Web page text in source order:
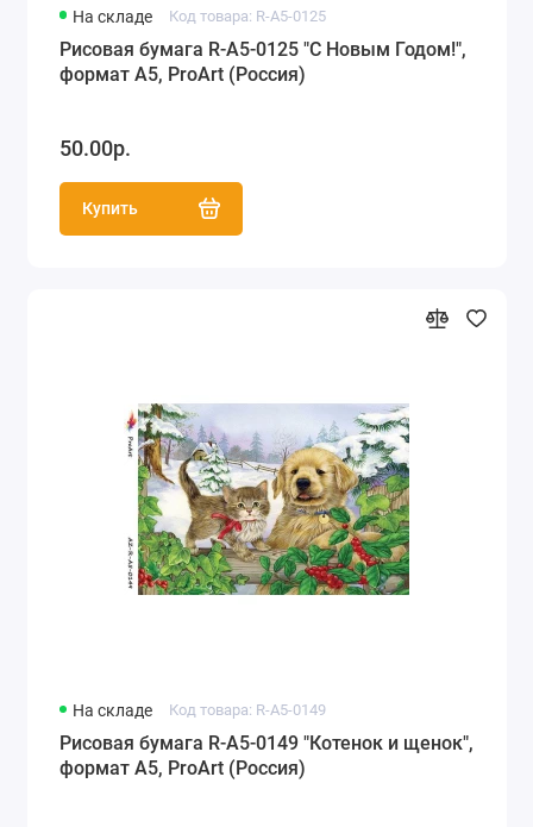
На складе Код товара: R-A5-0125
Рисовая бумага R-A5-0125 "С Новым Годом!",
формат А5, ProArt (Россия)
50.00р.
Купить
На складе Код товара: R-A5-0149
Рисовая бумага R-A5-0149 "Котенок и щенок",
формат А5, ProArt (Россия)